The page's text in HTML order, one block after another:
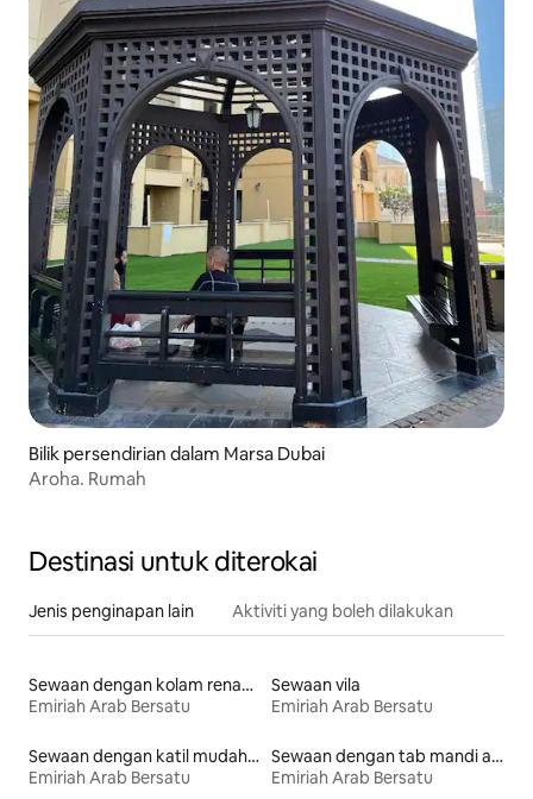
Bilik persendirian dalam Marsa Dubai
Aroha. Rumah
Destinasi untuk diterokai
Jenis penginapan lain Aktiviti yang boleh dilakukan
Sewaan dengan kolam renang
Emiriah Arab Bersatu
Sewaan vila
Emiriah Arab Bersatu
Sewaan dengan katil mudah diakses
Emiriah Arab Bersatu
Sewaan dengan tab mandi air panas
Emiriah Arab Bersatu